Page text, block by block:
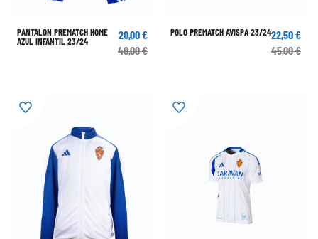
PANTALÓN PREMATCH HOME
AZUL INFANTIL 23/24
20,00 €
40,00 €
POLO PREMATCH AVISPA 23/2422,50 €
45,00 €